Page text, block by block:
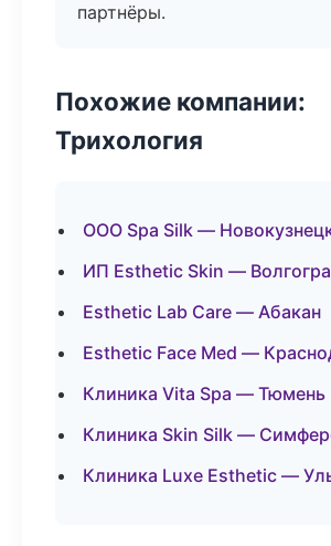
партнёры.
Похожие компании:
Трихология
ООО Spa Silk —
ИП Esthetic Skin —
Esthetic Lab Care — Абакан
Esthetic Face Med —
Клиника Vita Spa — Тюмень
Клиника Skin Silk —
Клиника Luxe Esthetic —